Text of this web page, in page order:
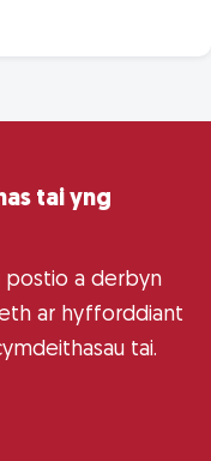
tai yng
postio a derbyn
ar hyfforddiant
tai.